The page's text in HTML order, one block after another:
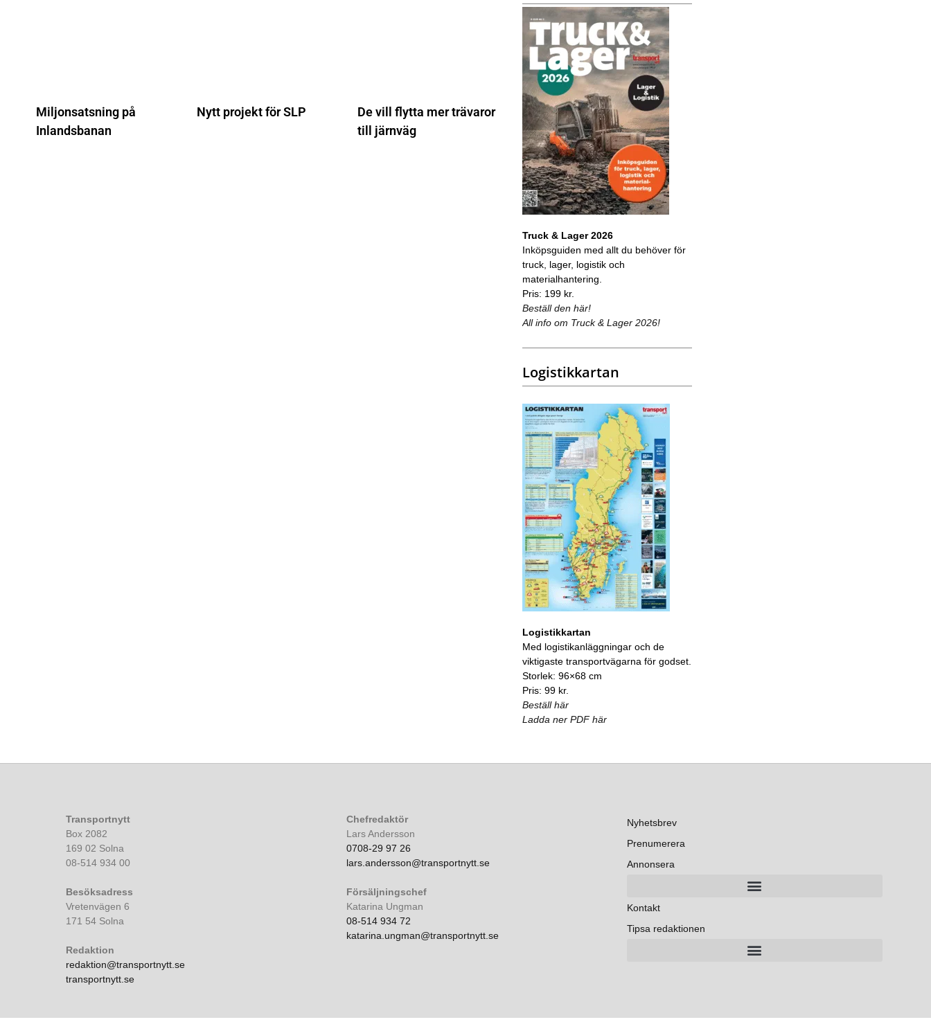
Miljonsatsning på
Inlandsbanan
Nytt projekt för SLP
De vill flytta mer trävaror
till järnväg
Truck & Lager 2026
Inköpsguiden med allt du behöver för
truck, lager, logistik och
materialhantering.
Pris: 199 kr.
Beställ den här!
All info om Truck & Lager 2026!
Logistikkartan
Logistikkartan
Med logistikanläggningar och de
viktigaste transportvägarna för godset.
Storlek: 96×68 cm
Pris: 99 kr.
Beställ här
Ladda ner PDF här
Transportnytt
Box 2082
169 02 Solna
08-514 934 00
Besöksadress
Vretenvägen 6
171 54 Solna
Redaktion
redaktion@transportnytt.se
transportnytt.se
Chefredaktör
Lars Andersson
0708-29 97 26
lars.andersson@transportnytt.se
Försäljningschef
Katarina Ungman
08-514 934 72
katarina.ungman@transportnytt.se
Nyhetsbrev
Prenumerera
Annonsera
Kontakt
Tipsa redaktionen